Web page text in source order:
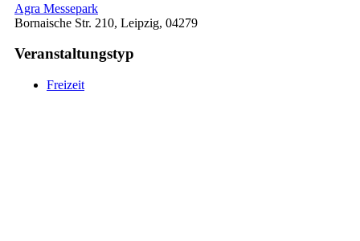
Agra Messepark
Bornaische Str. 210, Leipzig, 04279
Veranstaltungstyp
Freizeit